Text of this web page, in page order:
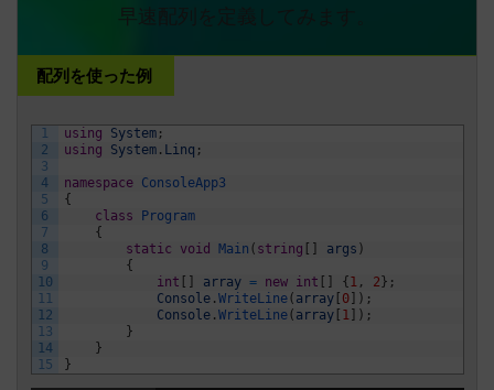
早速配列を定義してみます。
配列を使った例
1
2
3
4
5
6
7
8
9
10
11
12
13
14
15
using System;
using
System. Linq ;
namespace
ConsoleApp3
{
class
Program
{
static
void Main ( string [ ] args )
{
int [ ] array = new int [ ] {1 , 2} ;
Console. WriteLine( array[ 0] ) ;
Console. WriteLine( array[ 1 ] ) ;
}
}
}